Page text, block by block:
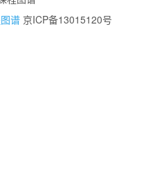
谱京ICP备13015120号